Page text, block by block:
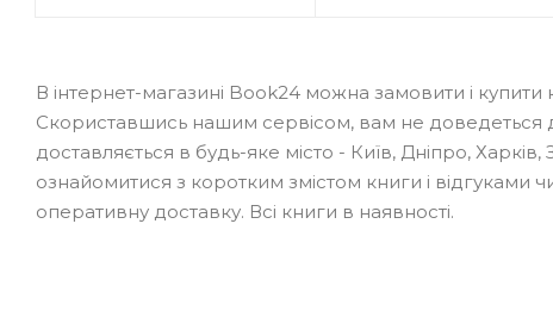
В інтернет-магазині Book24 можна замовити і
Скориставшись нашим сервісом, вам не доведеться
доставляється в будь-яке місто - Київ, Дніпро,
ознайомитися з коротким змістом книги і відгуками
оперативну доставку. Всі книги в наявності.